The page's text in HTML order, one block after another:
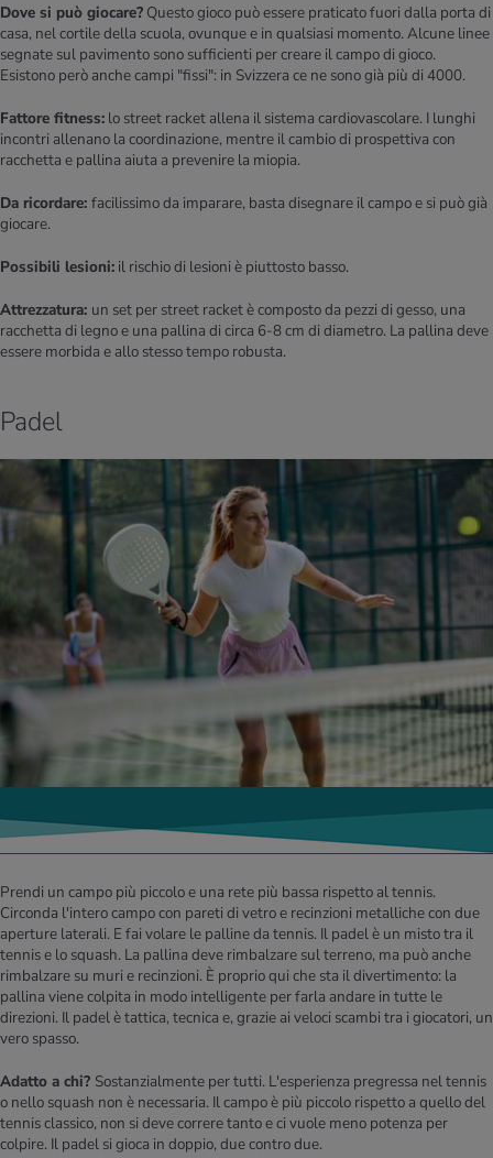
Dove si può giocare? Questo gioco può essere praticato fuori dalla porta di
casa, nel cortile della scuola, ovunque e in qualsiasi momento. Alcune linee
segnate sul pavimento sono sufficienti per creare il campo di gioco.
Esistono però anche campi "fissi": in Svizzera ce ne sono già più di 4000.
Fattore fitness: lo street racket allena il sistema cardiovascolare. I lunghi
incontri allenano la coordinazione, mentre il cambio di prospettiva con
racchetta e pallina aiuta a prevenire la miopia.
Da ricordare: facilissimo da imparare, basta disegnare il campo e si può già
giocare.
Possibili lesioni: il rischio di lesioni è piuttosto basso.
Attrezzatura: un set per street racket è composto da pezzi di gesso, una
racchetta di legno e una pallina di circa 6-8 cm di diametro. La pallina deve
essere morbida e allo stesso tempo robusta.
Padel
Prendi un campo più piccolo e una rete più bassa rispetto al tennis.
Circonda l'intero campo con pareti di vetro e recinzioni metalliche con due
aperture laterali. E fai volare le palline da tennis. Il padel è un misto tra il
tennis e lo squash. La pallina deve rimbalzare sul terreno, ma può anche
rimbalzare su muri e recinzioni. È proprio qui che sta il divertimento: la
pallina viene colpita in modo intelligente per farla andare in tutte le
direzioni. Il padel è tattica, tecnica e, grazie ai veloci scambi tra i giocatori, un
vero spasso.
Adatto a chi? Sostanzialmente per tutti. L'esperienza pregressa nel tennis
o nello squash non è necessaria. Il campo è più piccolo rispetto a quello del
tennis classico, non si deve correre tanto e ci vuole meno potenza per
colpire. Il padel si gioca in doppio, due contro due.